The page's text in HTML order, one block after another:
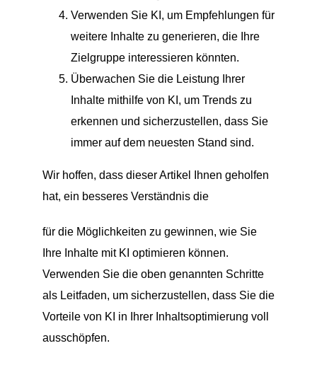
Verwenden Sie KI, um Empfehlungen für
weitere Inhalte zu generieren, die Ihre
Zielgruppe interessieren könnten.
Überwachen Sie die Leistung Ihrer
Inhalte mithilfe von KI, um Trends zu
erkennen und sicherzustellen, dass Sie
immer auf dem neuesten Stand sind.
Wir hoffen, dass dieser Artikel Ihnen geholfen
hat, ein besseres Verständnis die
für die Möglichkeiten zu gewinnen, wie Sie
Ihre Inhalte mit KI optimieren können.
Verwenden Sie die oben genannten Schritte
als Leitfaden, um sicherzustellen, dass Sie die
Vorteile von KI in Ihrer Inhaltsoptimierung voll
ausschöpfen.